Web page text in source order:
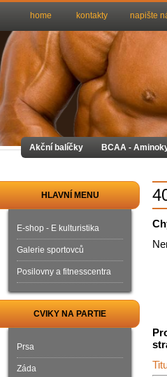
HLAVNÍ MENU
E-shop - E kulturistika
Galerie sportovců
Posilovny a fitnesscentra
CVIKY NA PARTIE
Prsa
Záda
home kontakty napište
Akční balíčky BCAA -